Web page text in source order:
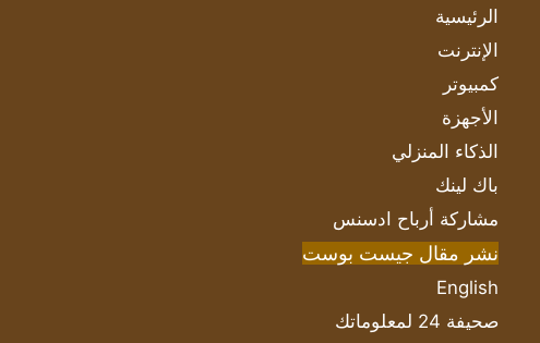
الرئيسية
الإنترنت
كمبيوتر
الأجهزة
الذكاء المنزلي
باك لينك
مشاركة أرباح ادسنس
نشر مقال جيست بوست
English
صحيفة 24 لمعلوماتك